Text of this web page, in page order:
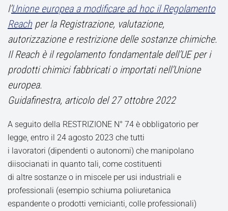
l’Unione europea a modificare ad hoc il Regolamento
Reachper la Registrazione, valutazione,
autorizzazione e restrizione delle sostanze chimiche.
Il Reach è il regolamento fondamentale dell’UE per i
prodotti chimici fabbricati o importati nell’Unione
europea.
Guidafinestra, articolo del 27 ottobre 2022
A seguito della RESTRIZIONE N° 74 è obbligatorio per
legge, entro il 24 agosto 2023 che tutti
i lavoratori (dipendenti o autonomi) che manipolano
diisocianati in quanto tali, come costituenti
di altre sostanze o in miscele per usi industriali e
professionali (esempio schiuma poliuretanica
espandente o prodotti vernicianti, colle professionali)